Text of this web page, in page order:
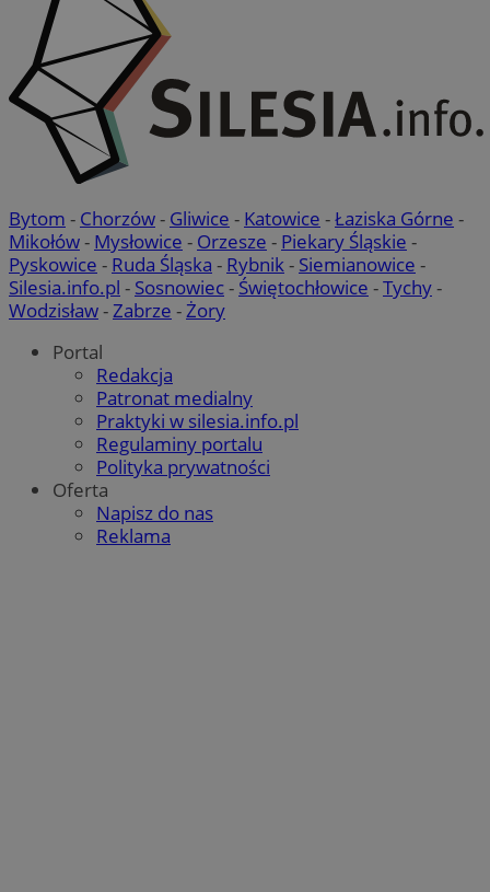
Bytom - Chorzów- Gliwice - Katowice -Łaziska Górne -
Mikołów- Mysłowice - Orzesze - Piekary Śląskie -
Pyskowice - Ruda Śląska - Rybnik- Siemianowice -
Silesia.info.pl - Sosnowiec- Świętochłowice -Tychy-
Wodzisław-Zabrze -Żory
Portal
Redakcja
Patronat medialny
Praktyki w silesia.info.pl
Regulaminy portalu
Polityka prywatności
Oferta
Napisz do nas
Reklama